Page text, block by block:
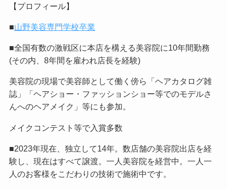
【プロフィール】
■山野美容専門学校卒業
■全国有数の激戦区に本店を構える美容院に10年間勤務
(その内、8年間を雇われ店長を経験)
美容院の現場で美容師として働く傍ら「ヘアカタログ雑
誌」「ヘアショー・ファッションショー等でのモデルさ
んへのヘアメイク」等にも参加。
メイクコンテスト等で入賞多数
■2023年現在、独立して14年。数店舗の美容院出店を経
験し、現在はすべて譲渡。一人美容院を経営中。一人一
人のお客様をこだわりの技術で施術中です。